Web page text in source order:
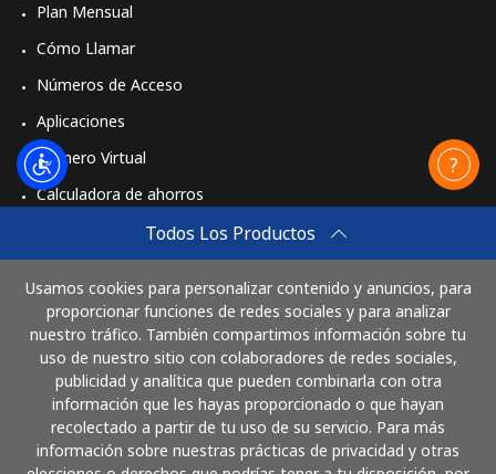
Todos Los Productos
Usamos cookies para personalizar contenido y anuncios, para
proporcionar funciones de redes sociales y para analizar
nuestro tráfico. También compartimos información sobre tu
uso de nuestro sitio con colaboradores de redes sociales,
publicidad y analítica que pueden combinarla con otra
información que les hayas proporcionado o que hayan
recolectado a partir de tu uso de su servicio. Para más
información sobre nuestras prácticas de privacidad y otras
Plan Mensual
Cómo Llamar
Números de Acceso
Aplicaciones
Número Virtual
Calculadora de ahorros
Cómo funciona
Paga con